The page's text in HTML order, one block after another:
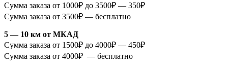
Сумма заказа от 1000₽ до 3500₽ — 350₽
Сумма заказа от 3500₽ — бесплатно
5 — 10 км от МКАД
Сумма заказа от 1500₽ до 4000₽ — 450₽
Сумма заказа от 4000₽ — бесплатно